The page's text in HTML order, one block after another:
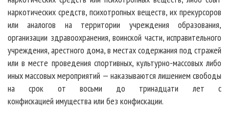
наркотических средств, психотропных веществ, их прекурсоров
или аналогов на территории учреждения образования,
организации здравоохранения, воинской части, исправительного
учреждения, арестного дома, в местах содержания под стражей
или в месте проведения спортивных, культурно-массовых либо
иных массовых мероприятий — наказываются лишением свободы
на срок от восьми до тринадцати лет с
конфискацией имущества или без конфискации.